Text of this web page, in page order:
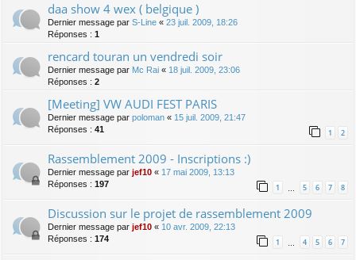
daa show 4 wex ( belgique )
Dernier message par S-Line « 23 juil. 2009, 18:26
Réponses : 1
rencard touran un vendredi soir
Dernier message par Mc Rai « 18 juil. 2009, 23:06
Réponses : 2
[Meeting] VW AUDI FEST PARIS
Dernier message par poloman « 15 juil. 2009, 21:47
Réponses : 41 1 2
Rassemblement 2009 - Inscriptions :)
Dernier message par jef10 « 17 mai 2009, 13:13
Réponses : 197 1 … 5 6 7 8
Discussion sur le projet de rassemblement 2009
Dernier message par jef10 « 10 avr. 2009, 22:13
Réponses : 174 1 … 4 5 6 7